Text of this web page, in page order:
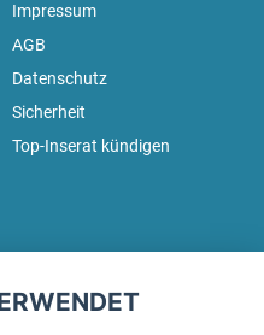
Impressum
AGB
Datenschutz
Sicherheit
Top-Inserat kündigen
ein und erhalte regelmäßig